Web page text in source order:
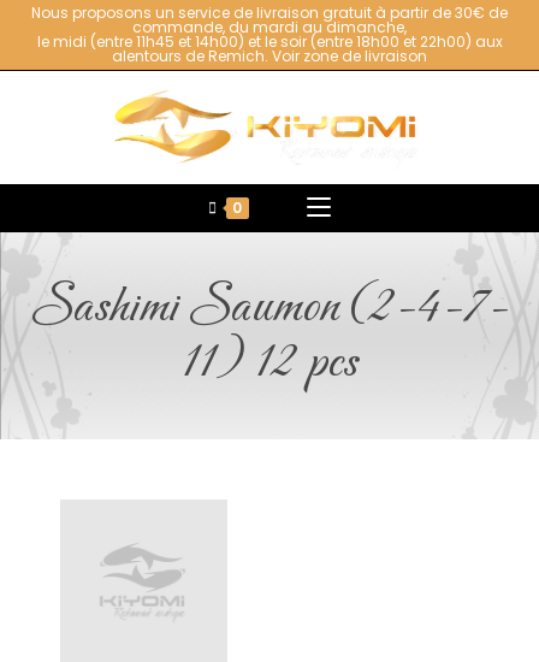
Nous proposons un service de livraison gratuit à partir de 30€ de
commande, du mardi au dimanche,
le midi (entre 11h45 et 14h00) et le soir (entre 18h00 et 22h00) aux
alentours de Remich. Voir zone de livraison
0
Sashimi Saumon (2-4-7-
11) 12 pcs